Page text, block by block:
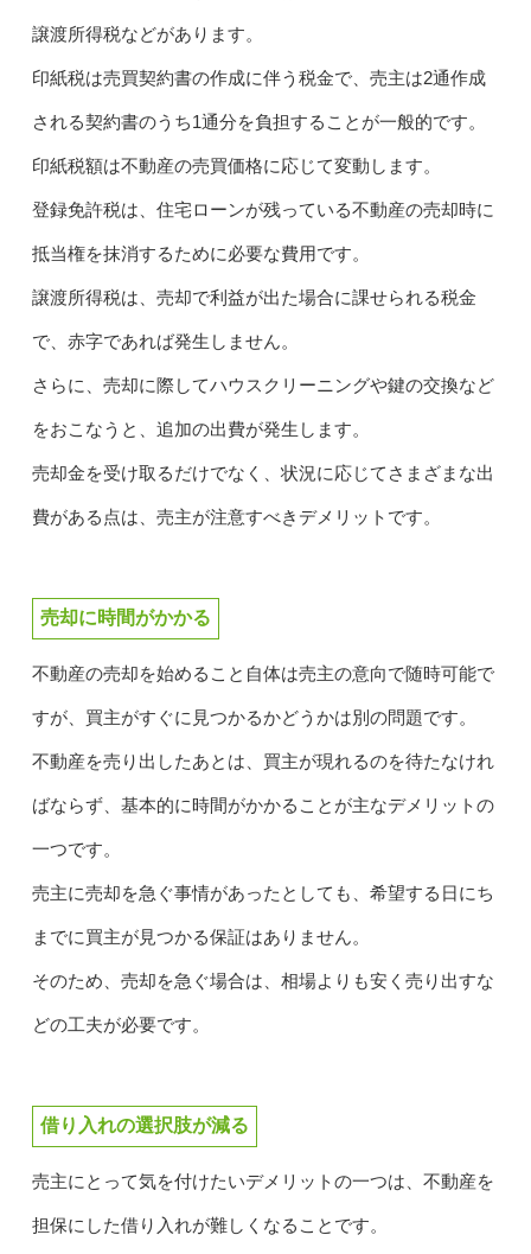
譲渡所得税などがあります。
印紙税は売買契約書の作成に伴う税金で、売主は2通作成
される契約書のうち1通分を負担することが一般的です。
印紙税額は不動産の売買価格に応じて変動します。
登録免許税は、住宅ローンが残っている不動産の売却時に
抵当権を抹消するために必要な費用です。
譲渡所得税は、売却で利益が出た場合に課せられる税金
で、赤字であれば発生しません。
さらに、売却に際してハウスクリーニングや鍵の交換など
をおこなうと、追加の出費が発生します。
売却金を受け取るだけでなく、状況に応じてさまざまな出
費がある点は、売主が注意すべきデメリットです。
売却に時間がかかる
不動産の売却を始めること自体は売主の意向で随時可能で
すが、買主がすぐに見つかるかどうかは別の問題です。
不動産を売り出したあとは、買主が現れるのを待たなけれ
ばならず、基本的に時間がかかることが主なデメリットの
一つです。
売主に売却を急ぐ事情があったとしても、希望する日にち
までに買主が見つかる保証はありません。
そのため、売却を急ぐ場合は、相場よりも安く売り出すな
どの工夫が必要です。
借り入れの選択肢が減る
売主にとって気を付けたいデメリットの一つは、不動産を
担保にした借り入れが難しくなることです。